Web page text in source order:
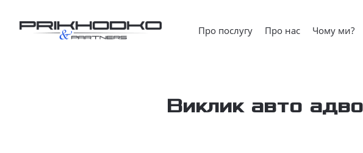
Про послугу Про нас Чому ми?
Виклик авто